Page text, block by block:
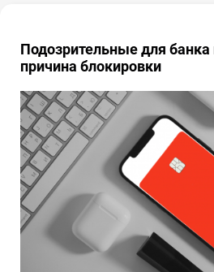
Подозрительные для
причина блокировки